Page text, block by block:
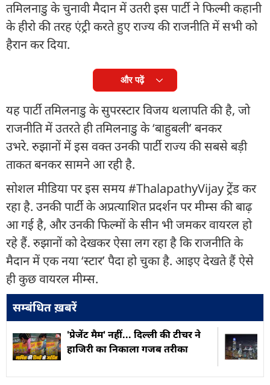
तमिलनाडु के चुनावी मैदान में उतरी इस पार्टी ने फिल्मी कहानी
के हीरो की तरह एंट्री करते हुए राज्य की राजनीति में सभी को
हैरान कर दिया.
और पढ़ें
यह पार्टी तमिलनाडु के सुपरस्टार विजय थलापति की है, जो
राजनीति में उतरते ही तमिलनाडु के ‘बाहुबली’ बनकर
उभरे. रुझानों में इस वक्त उनकी पार्टी राज्य की सबसे बड़ी
ताकत बनकर सामने आ रही है.
सोशल मीडिया पर इस समय #ThalapathyVijay ट्रेंड कर
रहा है. उनकी पार्टी के अप्रत्याशित प्रदर्शन पर मीम्स की बाढ़
आ गई है, और उनकी फिल्मों के सीन भी जमकर वायरल हो
रहे हैं. रुझानों को देखकर ऐसा लग रहा है कि राजनीति के
मैदान में एक नया ‘स्टार’ पैदा हो चुका है. आइए देखते हैं ऐसे
ही कुछ वायरल मीम्स.
सम्बंधित ख़बरें
'प्रेजेंट मैम' नहीं... दिल्ली की टीचर ने
हाजिरी का निकाला गजब तरीका